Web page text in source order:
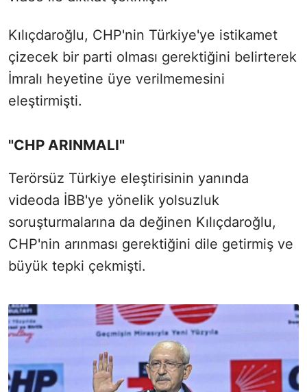
Kılıçdaroğlu, CHP'nin Türkiye'ye istikamet
çizecek bir parti olması gerektiğini belirterek
İmralı heyetine üye verilmemesini
eleştirmişti.
"CHP ARINMALI"
Terörsüz Türkiye eleştirisinin yanında
videoda İBB'ye yönelik yolsuzluk
soruşturmalarına da değinen Kılıçdaroğlu,
CHP'nin arınması gerektiğini dile getirmiş ve
büyük tepki çekmişti.